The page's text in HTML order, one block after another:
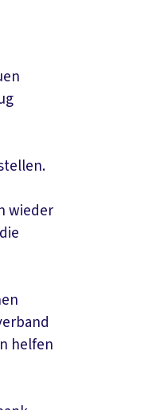
wieder
helfen